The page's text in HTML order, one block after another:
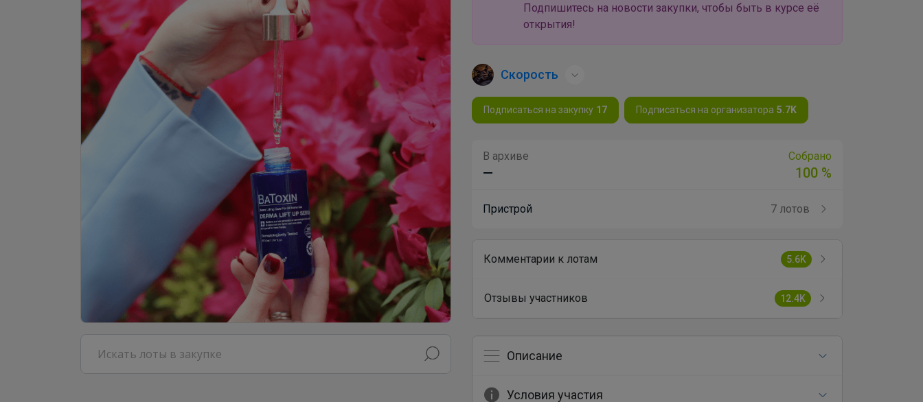
Подпишитесь на новости закупки, чтобы быть в курсе её
открытия!
Скорость
Подписаться на закупку 17 Подписаться на организатора 5.7K
В архиве
—
Собрано
100 %
Пристрой 7 лотов
Комментарии к лотам 5.6K
Отзывы участников 12.4K
Описание
Условия участия